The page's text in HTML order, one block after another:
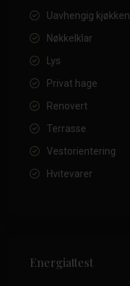
Uavhengig kjøkken
Nøkkelklar
Lys
Privat hage
Renovert
Terrasse
Vestorientering
Hvitevarer
Energiattest